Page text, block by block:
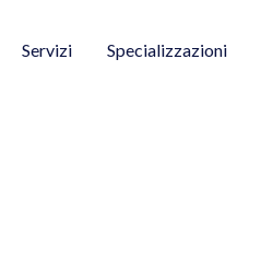
Servizi Specializzazioni